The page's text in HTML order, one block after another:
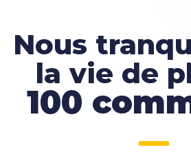
Nous
la vie de
100